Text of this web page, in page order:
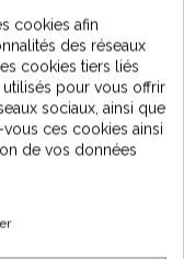
de minéraux :
pour améliorer
en minéraux.
l'eau.
à l'eau et
cookies afin
des réseaux
cookies tiers liés
pour vous offrir
sociaux, ainsi que
ces cookies ainsi
de vos données